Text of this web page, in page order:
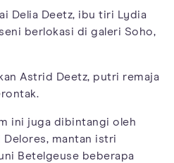
Delia Deetz, ibu tiri Lydia
berlokasi di galeri Soho,
Astrid Deetz, putri remaja
ini juga dibintangi oleh
Delores, mantan istri
Betelgeuse beberapa